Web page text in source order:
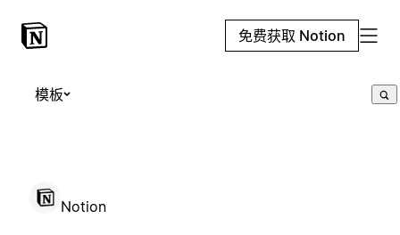
免费获取 Notion
模板
Notion